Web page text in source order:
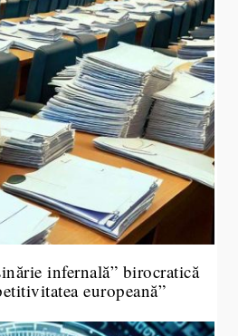
infernală” birocratică
europeană”